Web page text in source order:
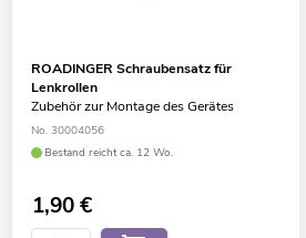
ROADINGER Schraubensatz für
Lenkrollen
Zubehör zur Montage des Gerätes
No. 30004056
Bestand reicht ca. 12 Wo.
1,90€